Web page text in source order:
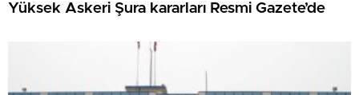
Yüksek Askeri Şura kararları Resmi Gazete’de